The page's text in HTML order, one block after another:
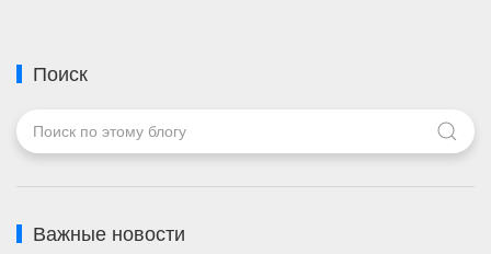
Поиск
Важные новости